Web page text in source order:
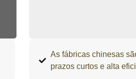
As fábricas chinesas
prazos curtos e alta